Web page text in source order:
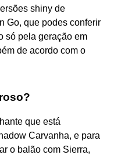
shiny de
Go, que podes conferir
só pela geração em
de acordo com o
que está
Carvanha, e para
o balão com Sierra,